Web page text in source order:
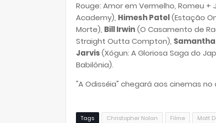
Rouge: Amor em Vermelho, Romeu +
Academy), Himesh Patel(Estação
Morte), Bill Irwin(O Casamento de
Straight Outta Compton),
Jarvis(Xógun: A Gloriosa Saga do
Babilônia).
"A Odisséia" chegará aos cinemas no
Tags Christopher Nolan Filme Matt